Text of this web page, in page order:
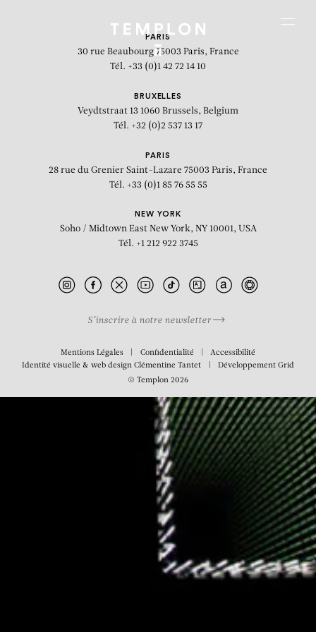
The Twin Towers
PARIS
30 rue Beaubourg 75003 Paris, France
Tél. +33 (0)1 42 72 14 10
BRUXELLES
Veydtstraat 13 1060 Brussels, Belgium
Tél. +32 (0)2 537 13 17
PARIS
28 rue du Grenier Saint-Lazare 75003 Paris, France
Tél. +33 (0)1 85 76 55 55
NEW YORK
Soho / Midtown East New York, NY 10001, USA
Tél. +1 212 922 3745
S’inscrire à notre newsletter
Mentions Légales Confidentialité
Accessibilité
Identité visuelle & web designClémentine Tantet Développement Grid
© Templon 2026